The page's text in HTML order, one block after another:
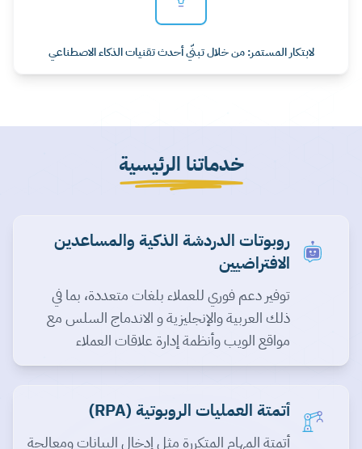
لابتكار المستمر: من خلال تبنّي أحدث تقنيات الذكاء الاصطناعي
خدماتنا الرئيسية
روبوتات الدردشة الذكية والمساعدين
الافتراضيين
توفير دعم فوري للعملاء بلغات متعددة، بما في
ذلك العربية والإنجليزية و الاندماج السلس مع
مواقع الويب وأنظمة إدارة علاقات العملاء
أتمتة العمليات الروبوتية (RPA)
أتمتة المهام المتكررة مثل إدخال البيانات ومعالجة